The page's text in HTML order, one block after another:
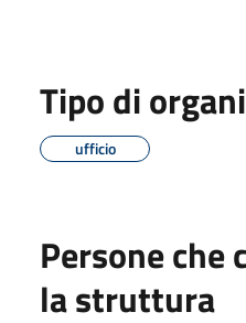
Tipo di
ufficio
Persone che
la struttura